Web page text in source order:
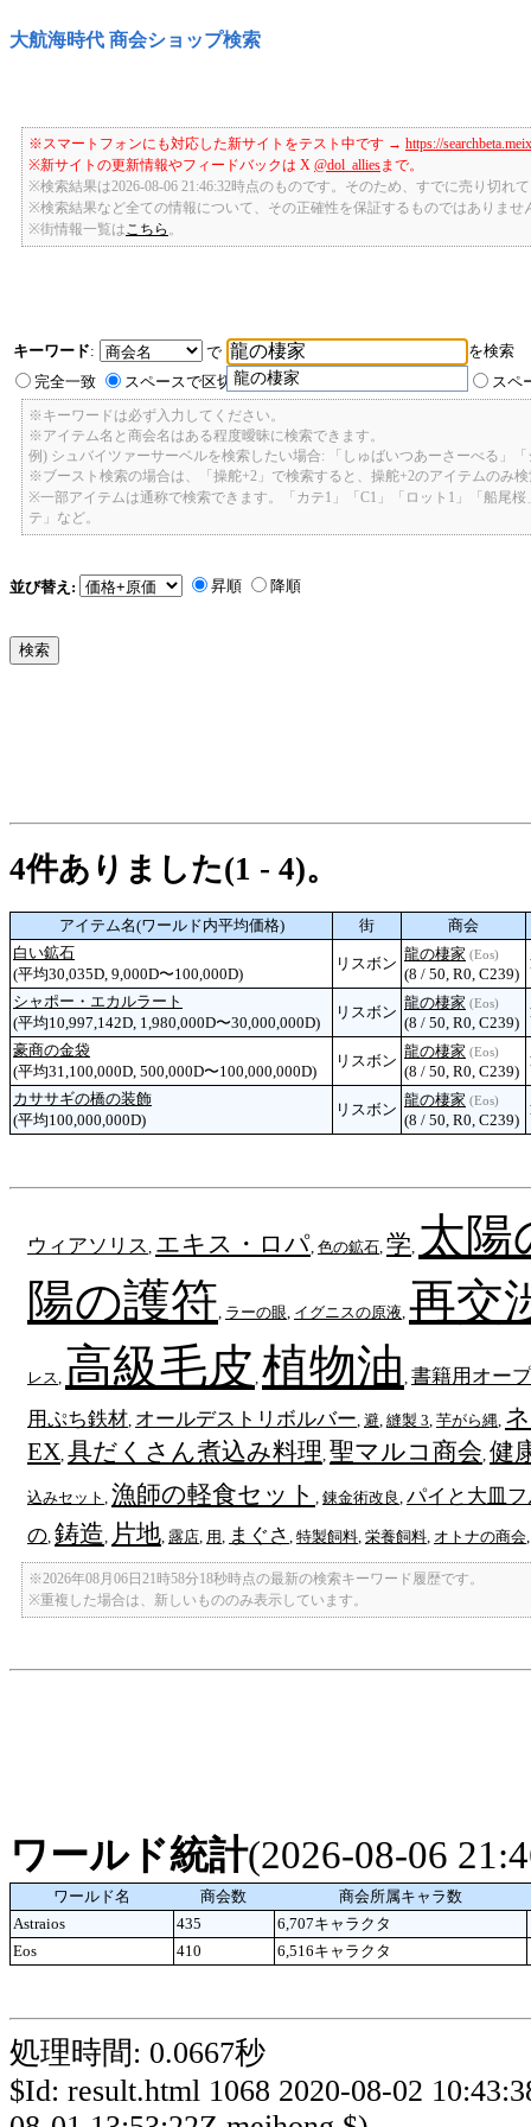
大航海時代 商会ショップ検索
※スマートフォンにも対応した新サイトをテスト中です → https://
※新サイトの更新情報やフィードバックは X @dol_alliesまで。
※検索結果は2026-08-06 21:46:32時点のものです。そのため、すでに売り切れ
※検索結果など全ての情報について、その正確性を保証するものではありませ
※街情報一覧は こちら
キーワード:
で
龍の棲家
を検索
完全一致
スペースで区切ったキーワードのいずれかを含む スペ
※キーワードは必ず入力してください。
※アイテム名と商会名はある程度曖昧に検索できます。
例) シュバイツァーサーベルを検索したい場合: 「しゅばいつあーさーべる」
※ブースト検索の場合は、「操舵+2」で検索すると、操舵+2のアイテムのみ
※一部アイテムは通称で検索できます。「カテ1」「C1」「ロット1」「船尾
テ」など。
並び替え: 昇順 降順
4件ありました(1 - 4)。
アイテム名(ワールド内平均価格) 街
商会
白い鉱石
(平均30,035D, 9,000D〜100,000D)
リスボン
龍の棲家 (Eos)
(8 / 50, R0, C239)
シャポー・エカルラート
(平均10,997,142D, 1,980,000D〜30,000,000D)
リスボン
龍の棲家 (Eos)
(8 / 50, R0, C239)
豪商の金袋
(平均31,100,000D, 500,000D〜100,000,000D)
リスボン
龍の棲家 (Eos)
(8 / 50, R0, C239)
カササギの橋の装飾
(平均100,000,000D)
リスボン
龍の棲家 (Eos)
(8 / 50, R0, C239)
ウィアソリス エキス・ロパ 色の鉱石 学 太陽
陽の護符 ラーの眼 イグニスの原液 再交
レス 高級毛皮 植物油 書籍用オー
用ぷち鉄材 オールデストリボルバー 避 縫製 3 芋がら縄
EX 具だくさん煮込み料理 聖マルコ商会 健
込みセット 漁師の軽食セット 錬金術改良 パイと大皿
の 鋳造 片地 露店 用 まぐさ 特製飼料 栄養飼料 オトナの商会
※2026年08月06日21時58分18秒時点の最新の検索キーワード履歴です。
※重複した場合は、新しいもののみ表示しています。
ワールド統計(2026-08-06
ワールド名 商会数
商会所属キャラ数
Astraios
435 6,707キャラクタ
Eos
410 6,516キャラクタ
処理時間: 0.0667秒
$Id: result.html 1068 2020-08-02